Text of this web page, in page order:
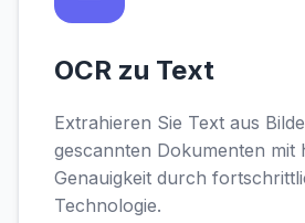
OCR zu Text
Extrahieren Sie Text aus
gescannten Dokumenten mit
Genauigkeit durch
Technologie.